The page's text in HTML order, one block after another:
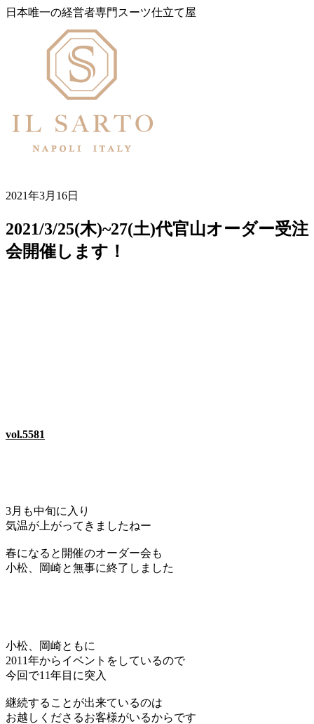
日本唯一の経営者専門スーツ仕立て屋
2021年3月16日
2021/3/25(木)~27(土)代官山オーダー受注
会開催します！
vol.5581
3月も中旬に入り
気温が上がってきましたねー
春になると開催のオーダー会も
小松、岡崎と無事に終了しました
小松、岡崎ともに
2011年からイベントをしているので
今回で11年目に突入
継続することが出来ているのは
お越しくださるお客様がいるからです